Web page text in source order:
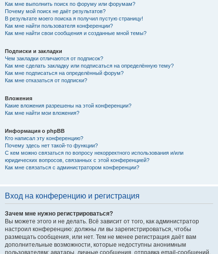
Как мне выполнить поиск по форуму или форумам?
Почему мой поиск не даёт результатов?
В результате моего поиска я получил пустую страницу!
Как мне найти пользователя конференции?
Как мне найти свои сообщения и созданные мной темы?
Подписки и закладки
Чем закладки отличаются от подписок?
Как мне сделать закладку или подписаться на определённую тему?
Как мне подписаться на определённый форум?
Как мне отказаться от подписки?
Вложения
Какие вложения разрешены на этой конференции?
Как мне найти мои вложения?
Информация о phpBB
Кто написал эту конференцию?
Почему здесь нет такой-то функции?
С кем можно связаться по вопросу некорректного использования и/или
юридических вопросов, связанных с этой конференцией?
Как мне связаться с администратором конференции?
Вход на конференцию и регистрация
Зачем мне нужно регистрироваться?
Вы можете этого и не делать. Всё зависит от того, как администратор
настроил конференцию: должны ли вы зарегистрироваться, чтобы
размещать сообщения, или нет. Тем не менее регистрация даёт вам
дополнительные возможности, которые недоступны анонимным
пользователям: аватары, личные сообщения, отправка email-сообщений,